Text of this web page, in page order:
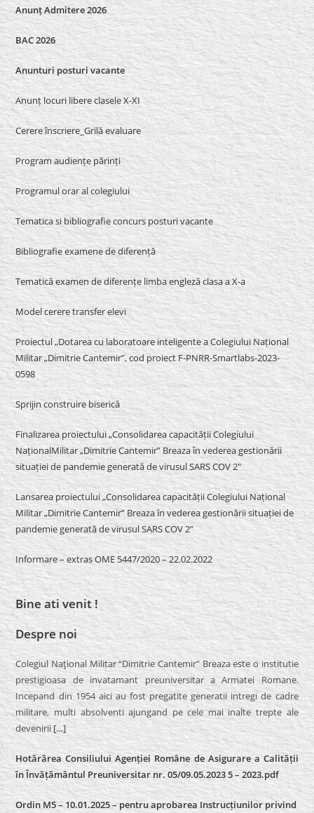
Anunț Admitere 2026
BAC 2026
Anunturi posturi vacante
Anunț locuri libere clasele X-XI
Cerere înscriere_Grilă evaluare
Program audiențe părinți
Programul orar al colegiului
Tematica si bibliografie concurs posturi vacante
Bibliografie examene de diferență
Tematică examen de diferențe limba engleză clasa a X-a
Model cerere transfer elevi
Proiectul „Dotarea cu laboratoare inteligente a Colegiului Național
Militar „Dimitrie Cantemir”, cod proiect F-PNRR-Smartlabs-2023-
0598
Sprijin construire biserică
Finalizarea proiectului „Consolidarea capacității Colegiului
NaționalMilitar „Dimitrie Cantemir” Breaza în vederea gestionării
situației de pandemie generată de virusul SARS COV 2″
Lansarea proiectului „Consolidarea capacității Colegiului Național
Militar „Dimitrie Cantemir” Breaza în vederea gestionării situației de
pandemie generată de virusul SARS COV 2”
Informare – extras OME 5447/2020 – 22.02.2022
Bine ati venit !
Despre noi
Colegiul Naţional Militar “Dimitrie Cantemir” Breaza este o institutie
prestigioasa de invatamant preuniversitar a Armatei Romane.
Incepand din 1954 aici au fost pregatite generatii intregi de cadre
militare, multi absolventi ajungand pe cele mai inalte trepte ale
devenirii […]
Hotărârea Consiliului Agenției Române de Asigurare a Calității
în Învățământul Preuniversitar nr. 05/09.05.2023 5 – 2023.pdf
Ordin M5 – 10.01.2025 – pentru aprobarea Instrucțiunilor privind